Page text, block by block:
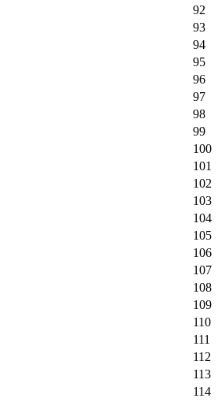
92
93
94
95
96
97
98
99
100
101
102
103
104
105
106
107
108
109
110
111
112
113
114